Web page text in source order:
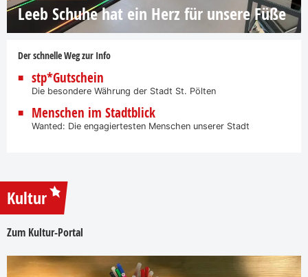
Leeb Schuhe hat ein Herz für unsere Füße
Der schnelle Weg zur Info
stp*Gutschein
Die besondere Währung der Stadt St. Pölten
Menschen im Stadtblick
Wanted: Die engagiertesten Menschen unserer Stadt
Kultur
Zum Kultur-Portal